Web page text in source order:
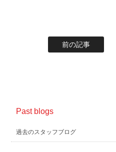
前の記事
Past blogs
過去のスタッフブログ